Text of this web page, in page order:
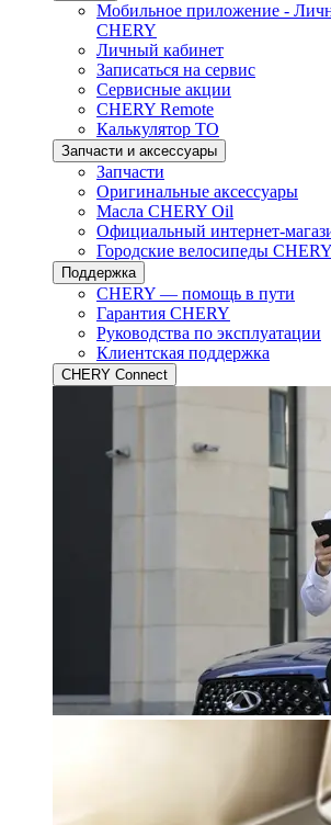
Мобильное приложение -
CHERY
Личный кабинет
Записаться на сервис
Сервисные акции
CHERY Remote
Калькулятор ТО
Запчасти и аксессуары
Запчасти
Оригинальные аксессуары
Масла CHERY Oil
Официальный интернет-
Городские велосипеды CHERY
Поддержка
CHERY — помощь в пути
Гарантия CHERY
Руководства по эксплуатации
Клиентская поддержка
CHERY Connect